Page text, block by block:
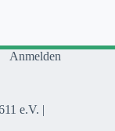
Anmelden
e.V. |